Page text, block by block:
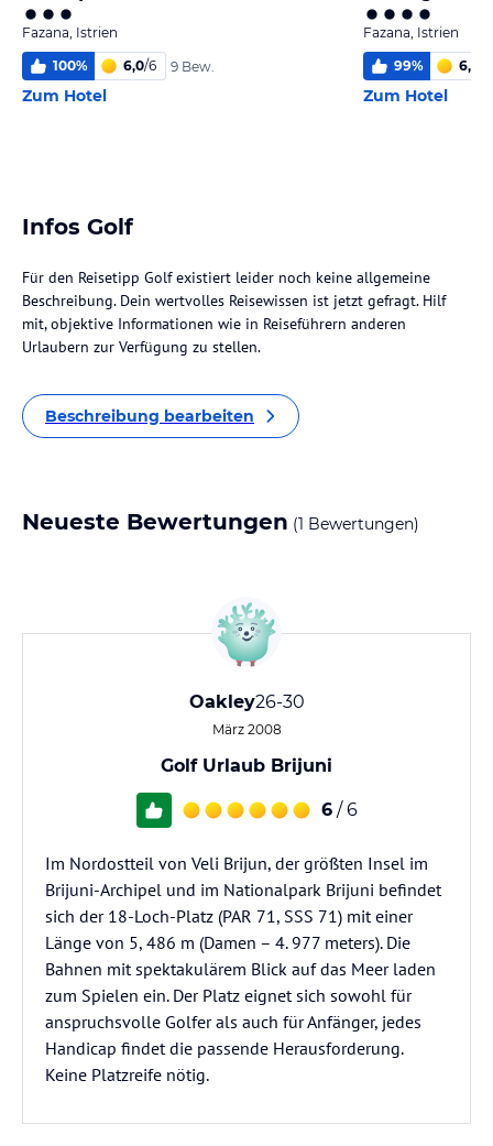
Fazana, Istrien
100% 6,0/6 9 Bew.
Zum Hotel
Fazana, Istrien
99% 6,0
Zum Hotel
Infos Golf
Für den Reisetipp Golf existiert leider noch keine allgemeine
Beschreibung. Dein wertvolles Reisewissen ist jetzt gefragt. Hilf
mit, objektive Informationen wie in Reiseführern anderen
Urlaubern zur Verfügung zu stellen.
Beschreibung bearbeiten
Neueste Bewertungen (1 Bewertungen)
Oakley26-30
März 2008
Golf Urlaub Brijuni
6 / 6
Im Nordostteil von Veli Brijun, der größten Insel im
Brijuni-Archipel und im Nationalpark Brijuni befindet
sich der 18-Loch-Platz (PAR 71, SSS 71) mit einer
Länge von 5, 486 m (Damen – 4. 977 meters). Die
Bahnen mit spektakulärem Blick auf das Meer laden
zum Spielen ein. Der Platz eignet sich sowohl für
anspruchsvolle Golfer als auch für Anfänger, jedes
Handicap findet die passende Herausforderung.
Keine Platzreife nötig.